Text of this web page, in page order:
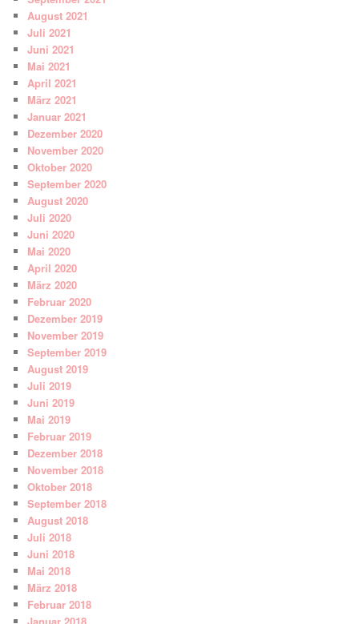
August 2021
Juli 2021
Juni 2021
Mai 2021
April 2021
März 2021
Januar 2021
Dezember 2020
November 2020
Oktober 2020
September 2020
August 2020
Juli 2020
Juni 2020
Mai 2020
April 2020
März 2020
Februar 2020
Dezember 2019
November 2019
September 2019
August 2019
Juli 2019
Juni 2019
Mai 2019
Februar 2019
Dezember 2018
November 2018
Oktober 2018
September 2018
August 2018
Juli 2018
Juni 2018
Mai 2018
März 2018
Februar 2018